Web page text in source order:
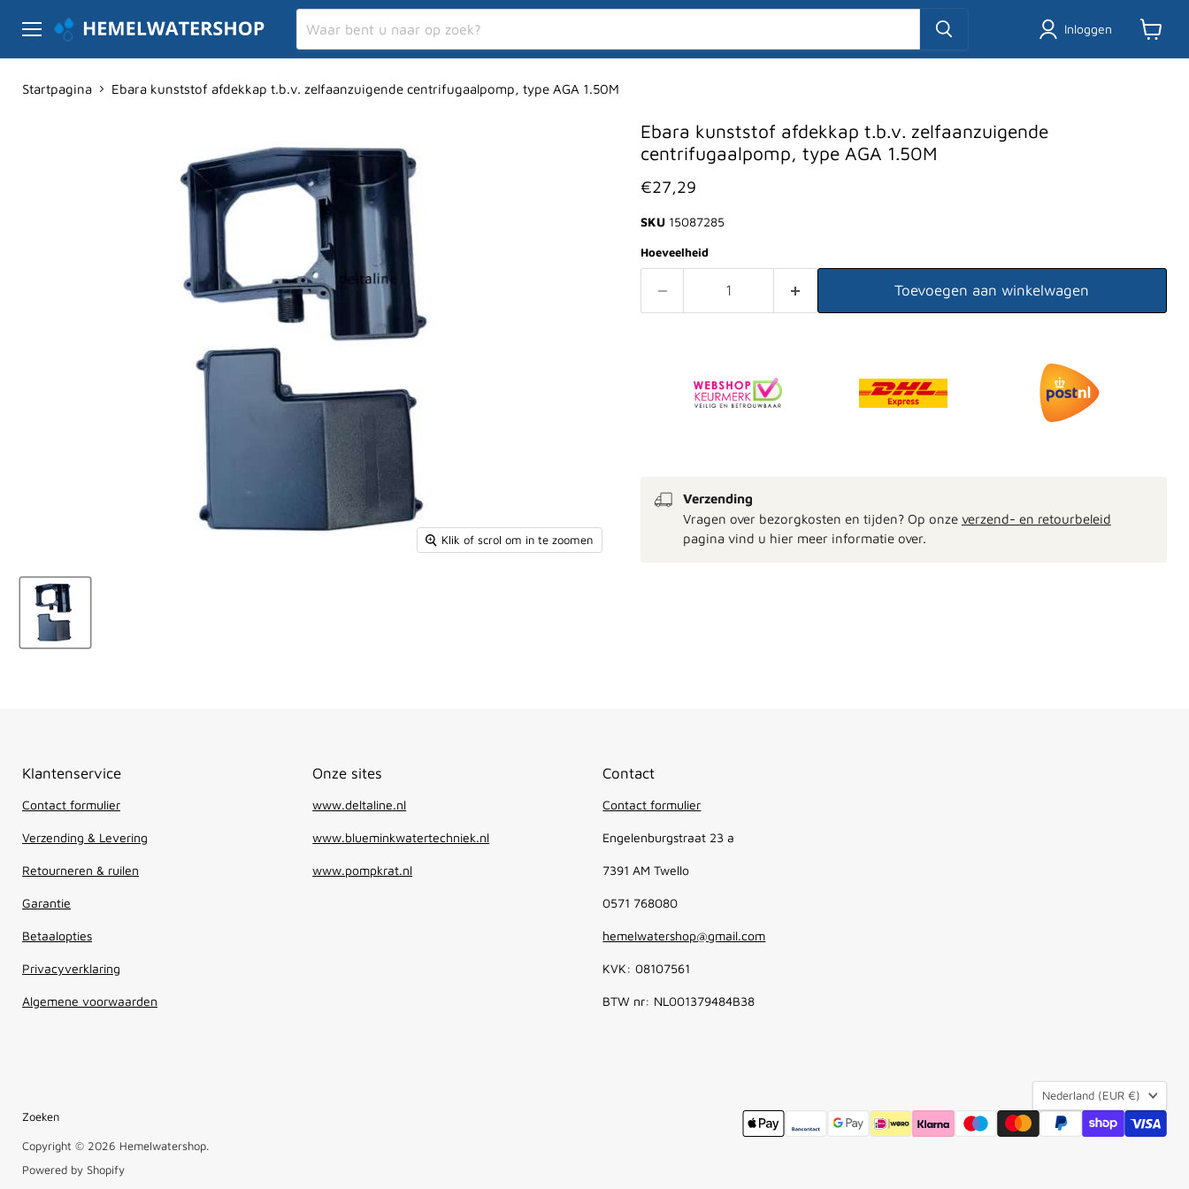
Inloggen
bekijken
Startpagina
Ebara kunststof afdekkap t.b.v. zelfaanzuigende centrifugaalpomp, type AGA 1.50M
Klik of scrol om in te zoomen
Ebara kunststof afdekkap t.b.v. zelfaanzuigende
centrifugaalpomp, type AGA 1.50M
Huidige prijs
€27,29
SKU 15087285
Hoeveelheid
Toevoegen aan winkelwagen
Verzending
Vragen over bezorgkosten en tijden? Op onze verzend- en retourbeleid
pagina vind u hier meer informatie over.
Klantenservice
Contact formulier
Verzending & Levering
Retourneren & ruilen
Garantie
Betaalopties
Privacyverklaring
Algemene voorwaarden
Onze sites
www.deltaline.nl
www.blueminkwatertechniek.nl
www.pompkrat.nl
Contact
Contact formulier
Engelenburgstraat 23 a
7391 AM Twello
0571 768080
hemelwatershop@gmail.com
KVK: 08107561
BTW nr: NL001379484B38
Land
Nederland
(EUR €)
Zoeken
Copyright © 2026 Hemelwatershop.
Powered by Shopify